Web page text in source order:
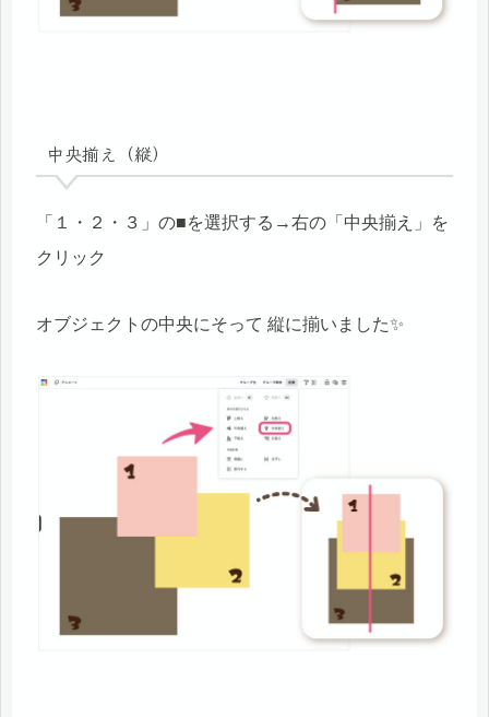
中央揃え（縦）
「１・２・３」の■を選択する→右の「中央揃え」を
クリック
オブジェクトの中央にそって 縦に揃いました✨